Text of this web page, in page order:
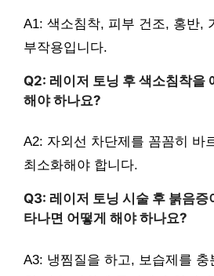
A1: 색소침착, 피부 건조, 홍반,
부작용입니다.
Q2: 레이저 토닝 후 색소침착을
해야 하나요?
A2: 자외선 차단제를 꼼꼼히 바
최소화해야 합니다.
Q3: 레이저 토닝 시술 후 붉음증
타나면 어떻게 해야 하나요?
A3: 냉찜질을 하고, 보습제를 충